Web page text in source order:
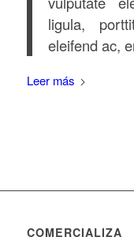
ligula,
eleifend ac,
Leer más
COMERCIALIZA